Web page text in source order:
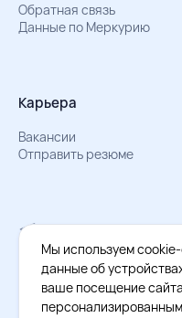
Обратная связь
Данные по Меркурию
Карьера
Вакансии
Отправить резюме
Мы в Телеграм
Документы об обработке
Охрана труда – результаты
Мы используем
данные об
ваше посещение